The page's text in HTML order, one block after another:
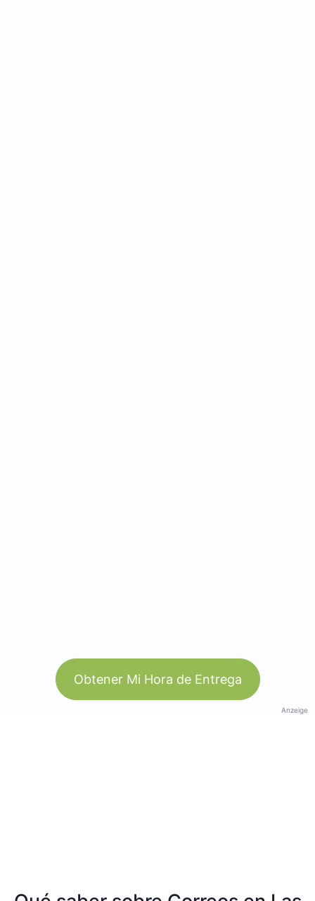
Obtener Mi Hora de Entrega
Anzeige